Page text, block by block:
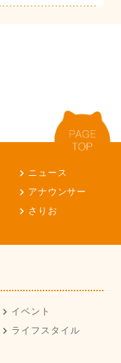
ニュース
アナウンサー
さりお
イベント
ライフスタイル